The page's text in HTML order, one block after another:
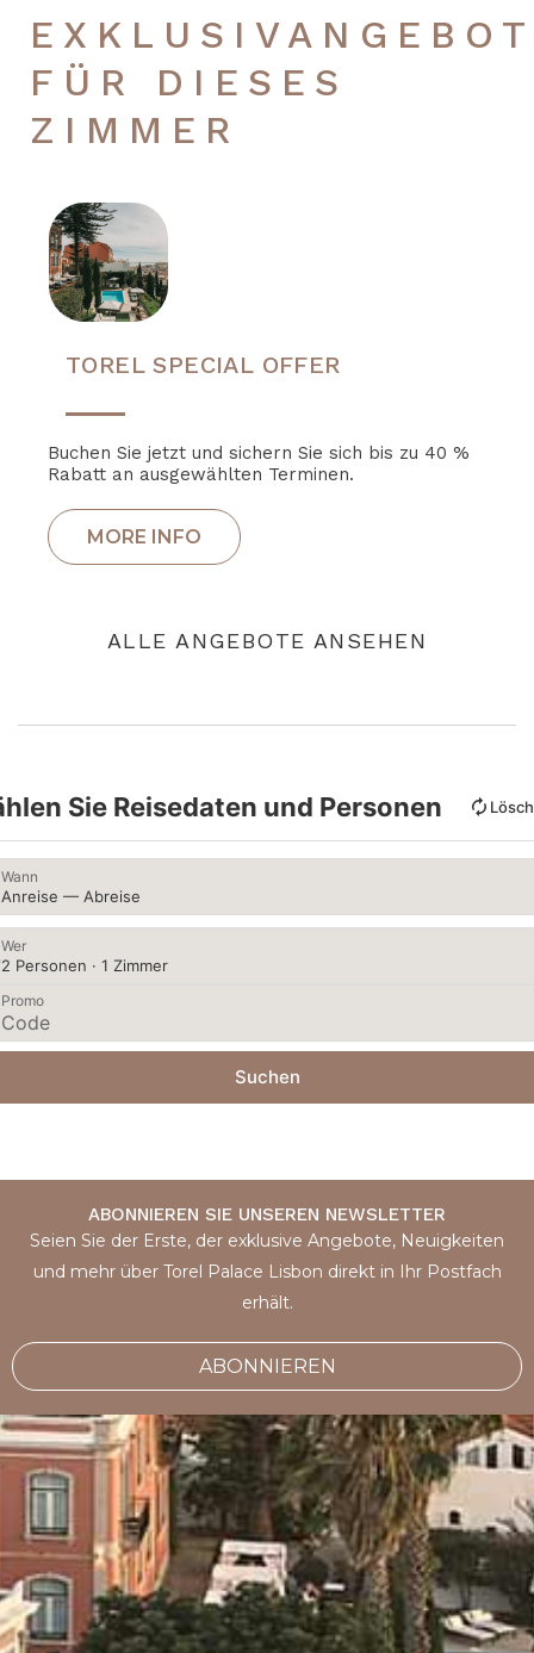
EXKLUSIVANGEBOT
FÜR DIESES
ZIMMER
TOREL SPECIAL OFFER
Buchen Sie jetzt und sichern Sie sich bis zu 40 %
Rabatt an ausgewählten Terminen.
ALLE ANGEBOTE ANSEHEN
Sie Reisedaten und Personen
Wann
Anreise — Abreise
Wer
2 Personen · 1 Zimmer
Promo
Suchen
ABONNIEREN SIE UNSEREN NEWSLETTER
Seien Sie der Erste, der exklusive Angebote, Neuigkeiten
und mehr über Torel Palace Lisbon direkt in Ihr Postfach
erhält.
ABONNIEREN